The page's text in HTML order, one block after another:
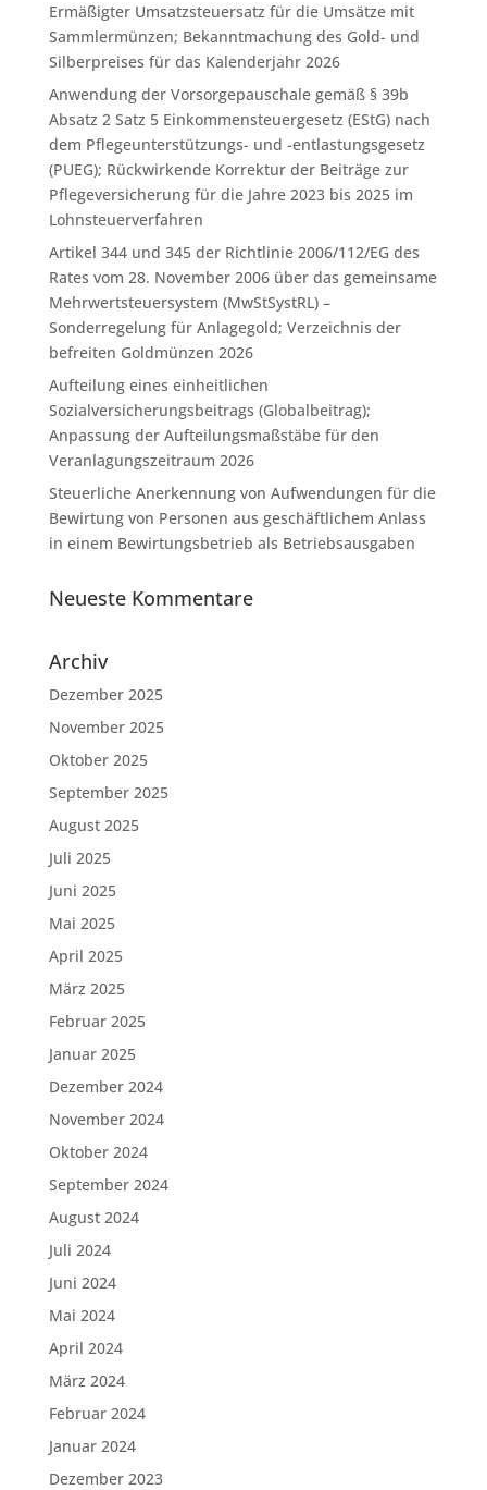
Ermäßigter Umsatzsteuersatz für die Umsätze mit
Sammlermünzen; Bekanntmachung des Gold- und
Silberpreises für das Kalenderjahr 2026
Anwendung der Vorsorgepauschale gemäß § 39b
Absatz 2 Satz 5 Einkommensteuergesetz (EStG) nach
dem Pflegeunterstützungs- und -entlastungsgesetz
(PUEG); Rückwirkende Korrektur der Beiträge zur
Pflegeversicherung für die Jahre 2023 bis 2025 im
Lohnsteuerverfahren
Artikel 344 und 345 der Richtlinie 2006/112/EG des
Rates vom 28. November 2006 über das gemeinsame
Mehrwertsteuersystem (MwStSystRL) –
Sonderregelung für Anlagegold; Verzeichnis der
befreiten Goldmünzen 2026
Aufteilung eines einheitlichen
Sozialversicherungsbeitrags (Globalbeitrag);
Anpassung der Aufteilungsmaßstäbe für den
Veranlagungszeitraum 2026
Steuerliche Anerkennung von Aufwendungen für die
Bewirtung von Personen aus geschäftlichem Anlass
in einem Bewirtungsbetrieb als Betriebsausgaben
Neueste Kommentare
Archiv
Dezember 2025
November 2025
Oktober 2025
September 2025
August 2025
Juli 2025
Juni 2025
Mai 2025
April 2025
März 2025
Februar 2025
Januar 2025
Dezember 2024
November 2024
Oktober 2024
September 2024
August 2024
Juli 2024
Juni 2024
Mai 2024
April 2024
März 2024
Februar 2024
Januar 2024
Dezember 2023